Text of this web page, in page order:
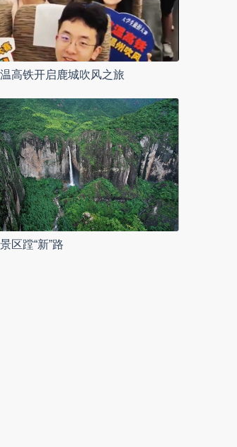
高铁开启鹿城吹风之旅
区蹚“新”路